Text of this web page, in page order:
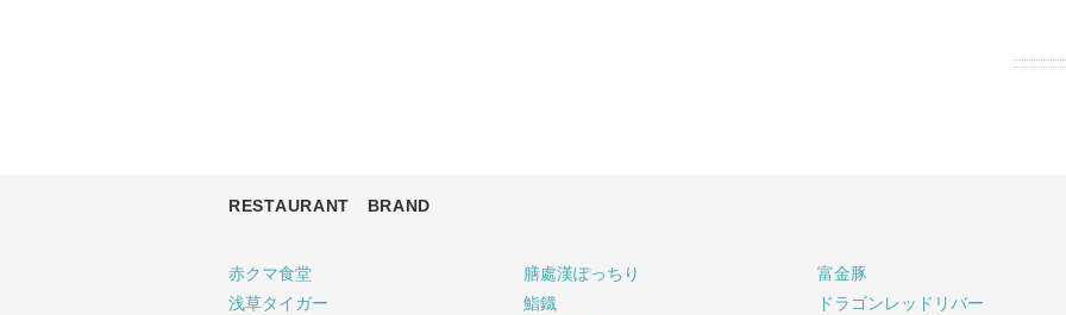
RESTAURANT BRAND
赤クマ食堂
浅草タイガー
膳處漢ぽっちり
鮨鐡
富金豚
ドラゴンレッドリバー